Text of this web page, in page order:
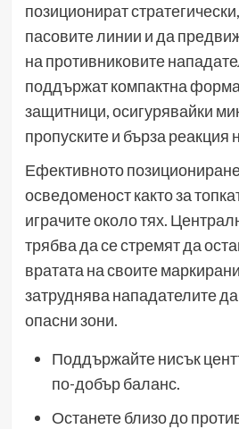
позиционират
пасовите линии и да
на противниковите
поддържат компактна форма
защитници, осигурявайки
пропуските и бърза реакция
Ефективното
осведоменост както за
играчите около тях.
трябва да се стремят да
вратата на своите
затруднява нападателите
опасни зони.
Поддържайте нисък
по-добър баланс.
Останете близо до